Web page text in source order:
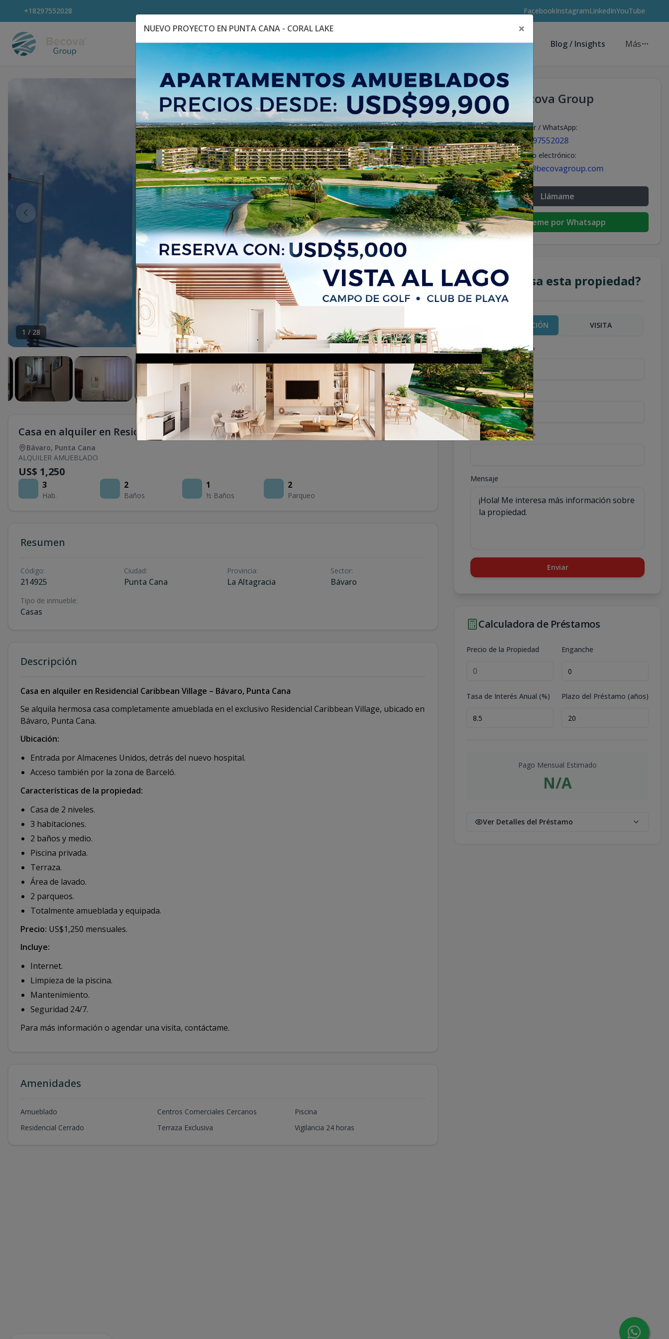
+18297552028 FacebookInstagramLinkedInYouTube
Explora Propiedades Catálogo de Proyectos Guía de inversión Asesores de Inversión Blog / Insights Más
1 / 28
Casa en alquiler en Residencial Caribbean Village – Bávaro, Punta Cana
Bávaro, Punta Cana
ALQUILER AMUEBLADO
US$ 1,250
3
Hab.
2
Baños
1
½ Baños
2
Parqueo
Resumen
Código:
214925
Ciudad:
Punta Cana
Provincia:
La Altagracia
Sector:
Bávaro
Tipo de inmueble:
Casas
Descripción
Casa en alquiler en Residencial Caribbean Village – Bávaro, Punta Cana
Se alquila hermosa casa completamente amueblada en el exclusivo Residencial Caribbean Village, ubicado en
Bávaro, Punta Cana.
Ubicación:
Entrada por Almacenes Unidos, detrás del nuevo hospital.
Acceso también por la zona de Barceló.
Características de la propiedad:
Casa de 2 niveles.
3 habitaciones.
2 baños y medio.
Piscina privada.
Terraza.
Área de lavado.
2 parqueos.
Totalmente amueblada y equipada.
Precio: US$1,250 mensuales.
Incluye:
Internet.
Limpieza de la piscina.
Mantenimiento.
Seguridad 24/7.
Para más información o agendar una visita, contáctame.
Amenidades
Amueblado Centros Comerciales Cercanos
Piscina
Residencial Cerrado
Terraza Exclusiva Vigilancia 24 horas
Becova Group
Celular / WhatsApp:
+18297552028
Correo electrónico:
info@becovagroup.com
Llámame
Escribeme por Whatsapp
¿Te interesa esta propiedad?
MÁS INFORMACIÓN VISITA
Nombre completo*
Teléfono*
Correo Electrónico*
Mensaje
Enviar
Calculadora de Préstamos
Precio de la Propiedad Enganche
Tasa de Interés Anual (%) Plazo del Préstamo (años)
Pago Mensual Estimado
N/A
Ver Detalles del Préstamo
NUEVO PROYECTO EN PUNTA CANA - CORAL LAKE ×